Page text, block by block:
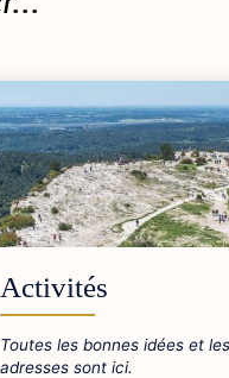
Activités
Toutes les bonnes idées et
adresses sont ici.